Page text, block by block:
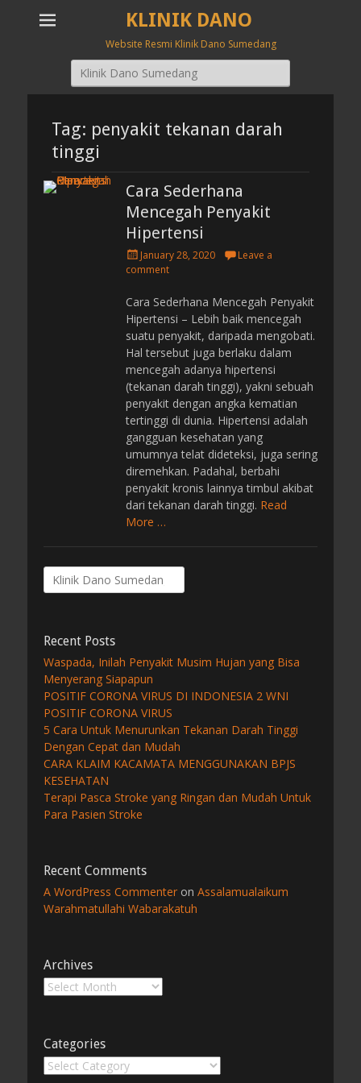
KLINIK DANO
Website Resmi Klinik Dano Sumedang
Search
for:
Tag: penyakit tekanan darah
tinggi
Cara Sederhana
Mencegah Penyakit
Hipertensi
P
o
t
e
d
o
n
January 28, 2020
Leave a
comment
Cara Sederhana Mencegah Penyakit
Hipertensi – Lebih baik mencegah
suatu penyakit, daripada mengobati.
Hal tersebut juga berlaku dalam
mencegah adanya hipertensi
(tekanan darah tinggi), yakni sebuah
penyakit dengan angka kematian
tertinggi di dunia. Hipertensi adalah
gangguan kesehatan yang
umumnya telat dideteksi, juga sering
diremehkan. Padahal, berbahi
penyakit kronis lainnya timbul akibat
dari tekanan darah tinggi. Read
More …
Search
for:
Recent Posts
Waspada, Inilah Penyakit Musim Hujan yang Bisa
Menyerang Siapapun
POSITIF CORONA VIRUS DI INDONESIA 2 WNI
POSITIF CORONA VIRUS
5 Cara Untuk Menurunkan Tekanan Darah Tinggi
Dengan Cepat dan Mudah
CARA KLAIM KACAMATA MENGGUNAKAN BPJS
KESEHATAN
Terapi Pasca Stroke yang Ringan dan Mudah Untuk
Para Pasien Stroke
Recent Comments
A WordPress Commenter on Assalamualaikum
Warahmatullahi Wabarakatuh
Archives
Archives
Categories
Categories